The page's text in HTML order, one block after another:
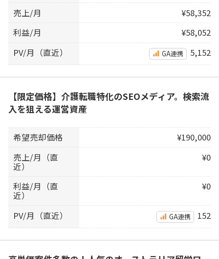
売上/月
¥58,352
利益/月
¥58,052
PV/月（直近）
GA連携 5,152
【限定価格】介護転職特化のSEOメディア。検索流
入を狙える運営資産
希望売却価格
¥190,000
売上/月（直
近）
¥0
利益/月（直
近）
¥0
PV/月（直近） GA連携 152